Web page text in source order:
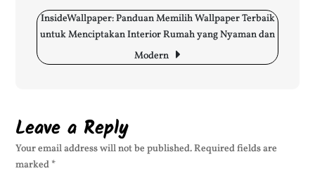
InsideWallpaper: Panduan Memilih Wallpaper Terbaik
untuk Menciptakan Interior Rumah yang Nyaman dan
Modern
Leave a Reply
Your email address will not be published.Required fields are
marked *